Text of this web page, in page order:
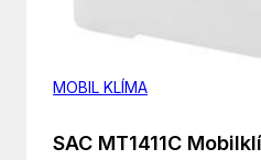
MOBIL KLÍMA
SAC MT1411C